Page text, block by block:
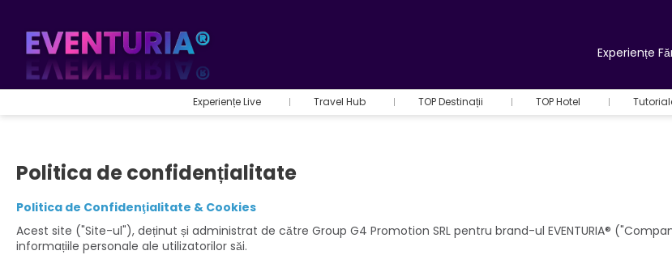
Experiențe
Experiențe Live Travel Hub TOP Destinații TOP Hotel
Politica de confidențialitate
Politica de Confidenţialitate & Cookies
Acest site ("Site-ul"), deținut și administrat de către Group G4 Promotion SRL pentru brand-ul EVENTURIA®
informațiile personale ale utilizatorilor săi.